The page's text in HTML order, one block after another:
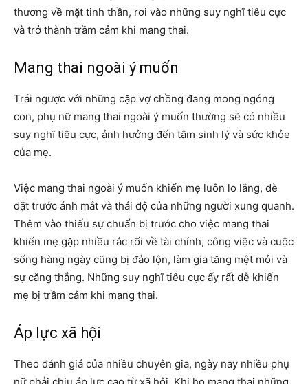
thương về mặt tinh thần, rơi vào những suy nghĩ tiêu cực
và trở thành trầm cảm khi mang thai.
Mang thai ngoài ý muốn
Trái ngược với những cặp vợ chồng đang mong ngóng
con, phụ nữ mang thai ngoài ý muốn thường sẽ có nhiều
suy nghĩ tiêu cực, ảnh hưởng đến tâm sinh lý và sức khỏe
của mẹ.
Việc mang thai ngoài ý muốn khiến mẹ luôn lo lắng, dè
dặt trước ánh mắt và thái độ của những người xung quanh.
Thêm vào thiếu sự chuẩn bị trước cho việc mang thai
khiến mẹ gặp nhiều rắc rối về tài chính, công việc và cuộc
sống hàng ngày cũng bị đảo lộn, làm gia tăng mệt mỏi và
sự căng thẳng. Những suy nghĩ tiêu cực ấy rất dễ khiến
mẹ bị trầm cảm khi mang thai.
Áp lực xã hội
Theo đánh giá của nhiều chuyên gia, ngày nay nhiều phụ
nữ phải chịu áp lực cao từ xã hội. Khi họ mang thai những